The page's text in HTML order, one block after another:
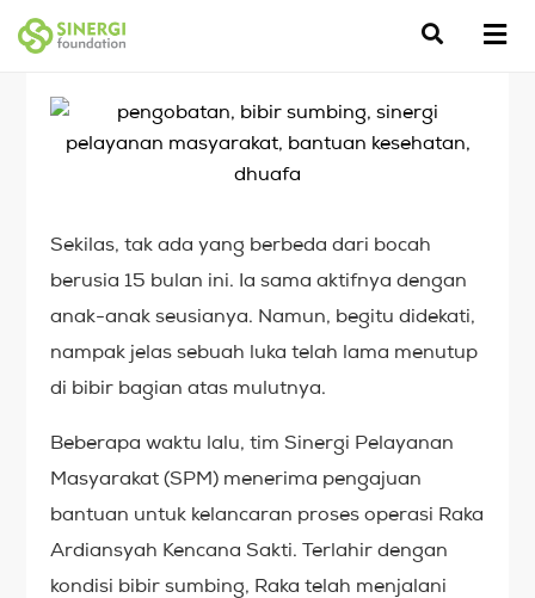
Sekilas, tak ada yang berbeda dari bocah
berusia 15 bulan ini. Ia sama aktifnya dengan
anak-anak seusianya. Namun, begitu didekati,
nampak jelas sebuah luka telah lama menutup
di bibir bagian atas mulutnya.
Beberapa waktu lalu, tim Sinergi Pelayanan
Masyarakat (SPM) menerima pengajuan
bantuan untuk kelancaran proses operasi Raka
Ardiansyah Kencana Sakti. Terlahir dengan
kondisi bibir sumbing, Raka telah menjalani